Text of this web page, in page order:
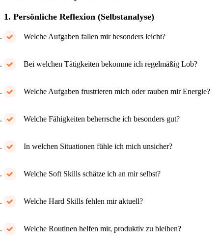
1. Persönliche Reflexion (Selbstanalyse)
Welche Aufgaben fallen mir besonders leicht?
Bei welchen Tätigkeiten bekomme ich regelmäßig Lob?
Welche Aufgaben frustrieren mich oder rauben mir Energie?
Welche Fähigkeiten beherrsche ich besonders gut?
In welchen Situationen fühle ich mich unsicher?
Welche Soft Skills schätze ich an mir selbst?
Welche Hard Skills fehlen mir aktuell?
Welche Routinen helfen mir, produktiv zu bleiben?